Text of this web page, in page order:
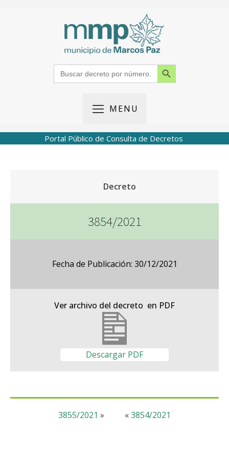
Search
for:
Search Button
MENU
Portal Público de Consulta de Decretos
Decreto
3854/2021
Fecha de Publicación: 30/12/2021
Ver archivo del decreto en PDF
Descargar PDF
«3854/2021
3855/2021 »